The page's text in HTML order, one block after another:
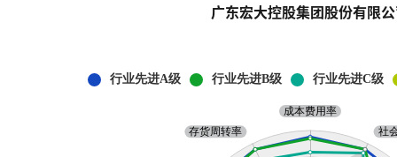
广东宏大控股集团股份有限